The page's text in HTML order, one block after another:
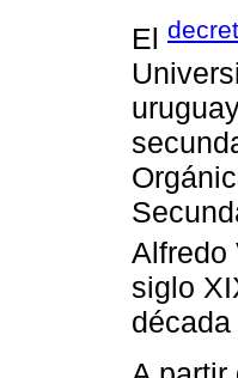
El
Alfredo
siglo